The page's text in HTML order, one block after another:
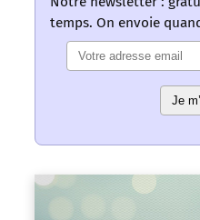
temps. On envoie
Je